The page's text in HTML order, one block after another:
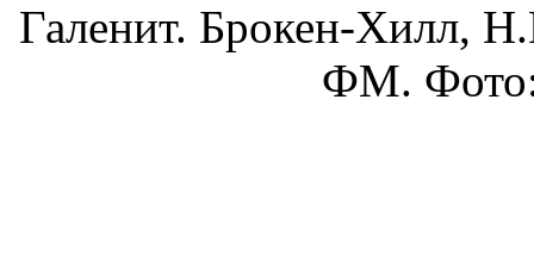
Галенит. Брокен-Хилл,
ФМ.